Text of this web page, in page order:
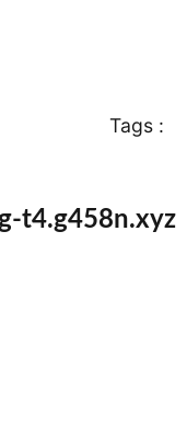
Tags :
t4.g458n.xyz